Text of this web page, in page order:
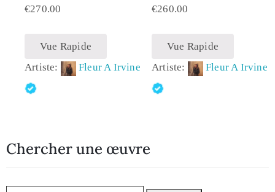
€270.00
Vue Rapide
Artiste:
Fleur A Irvine
€260.00
Vue Rapide
Artiste:
Fleur A Irvine
Chercher une œuvre